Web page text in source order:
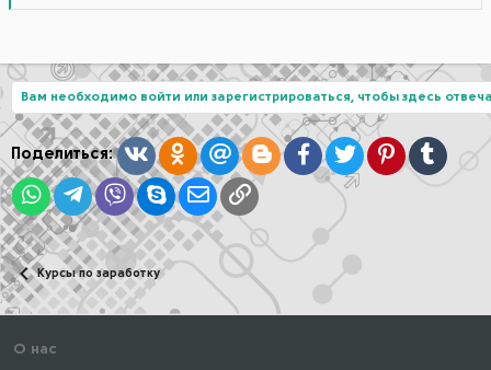
3
Нажмите, чтобы раскрыть...
Вам необходимо войти или зарегистрироваться, чтобы здесь
Поделиться: ВконтактеОдноклассники
Mail.ruBloggerFacebook
TwitterPinterestTumblr
WhatsAppTelegram
Viber SkypeЭлектронная почта
Ссылка
Курсы по заработку
О нас